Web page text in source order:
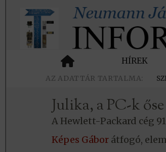
HÍREK
Julika, a PC-k őse
A Hewlett-Packard cég
Képes Gábor átfogó,